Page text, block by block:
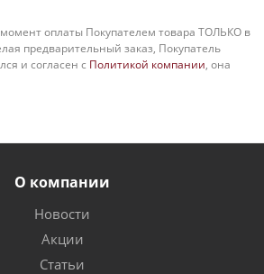
оплаты Покупателем товара ТОЛЬКО в
предварительный заказ, Покупатель
и согласен с Политикой компании, она
О компании
Новости
Акции
Статьи